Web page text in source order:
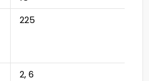
225
2, 6